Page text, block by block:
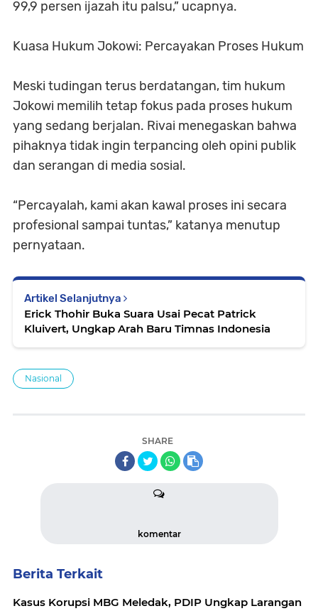
99,9 persen ijazah itu palsu,” ucapnya.
Kuasa Hukum Jokowi: Percayakan Proses Hukum
Meski tudingan terus berdatangan, tim hukum
Jokowi memilih tetap fokus pada proses hukum
yang sedang berjalan. Rivai menegaskan bahwa
pihaknya tidak ingin terpancing oleh opini publik
dan serangan di media sosial.
“Percayalah, kami akan kawal proses ini secara
profesional sampai tuntas,” katanya menutup
pernyataan.
Artikel Selanjutnya
Erick Thohir Buka Suara Usai Pecat Patrick
Kluivert, Ungkap Arah Baru Timnas Indonesia
Nasional
SHARE
komentar
Berita Terkait
Kasus Korupsi MBG Meledak, PDIP Ungkap Larangan